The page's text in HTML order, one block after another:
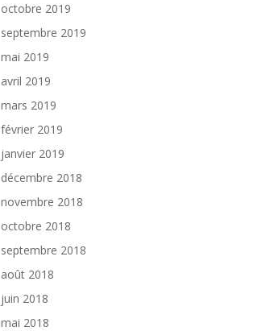
octobre 2019
septembre 2019
mai 2019
avril 2019
mars 2019
février 2019
janvier 2019
décembre 2018
novembre 2018
octobre 2018
septembre 2018
août 2018
juin 2018
mai 2018